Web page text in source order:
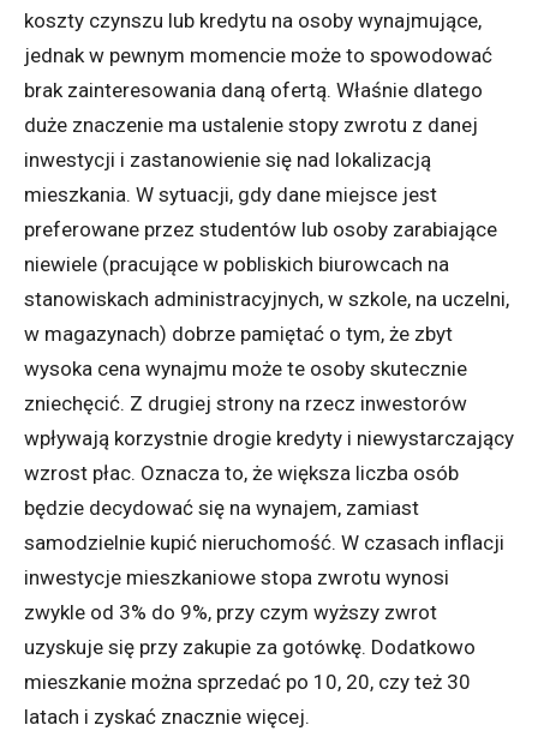
koszty czynszu lub kredytu na osoby wynajmujące,
jednak w pewnym momencie może to spowodować
brak zainteresowania daną ofertą. Właśnie dlatego
duże znaczenie ma ustalenie stopy zwrotu z danej
inwestycji i zastanowienie się nad lokalizacją
mieszkania. W sytuacji, gdy dane miejsce jest
preferowane przez studentów lub osoby zarabiające
niewiele (pracujące w pobliskich biurowcach na
stanowiskach administracyjnych, w szkole, na uczelni,
w magazynach) dobrze pamiętać o tym, że zbyt
wysoka cena wynajmu może te osoby skutecznie
zniechęcić. Z drugiej strony na rzecz inwestorów
wpływają korzystnie drogie kredyty i niewystarczający
wzrost płac. Oznacza to, że większa liczba osób
będzie decydować się na wynajem, zamiast
samodzielnie kupić nieruchomość. W czasach inflacji
inwestycje mieszkaniowe stopa zwrotu wynosi
zwykle od 3% do 9%, przy czym wyższy zwrot
uzyskuje się przy zakupie za gotówkę. Dodatkowo
mieszkanie można sprzedać po 10, 20, czy też 30
latach i zyskać znacznie więcej.